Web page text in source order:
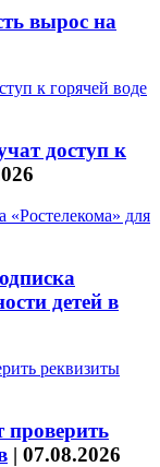
вырос на
доступ к
детей в
проверить
| 07.08.2026